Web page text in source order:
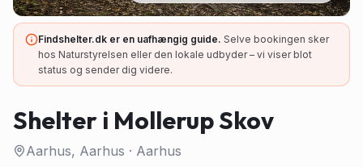
Findshelter.dk er en uafhængig guide. Selve bookingen sker
hos Naturstyrelsen eller den lokale udbyder – vi viser blot
status og sender dig videre.
Shelter i Mollerup Skov
Aarhus, Aarhus · Aarhus